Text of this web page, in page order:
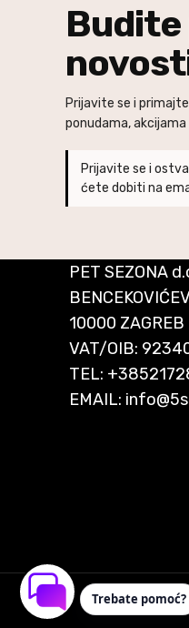
Budite
Prijavite se i
ponudama,
Prijavite se i
ćete dobiti na
PET SEZONA
10000 ZAGREB
VAT/OIB:
TEL:
EMAIL:
Trebate pomoć?